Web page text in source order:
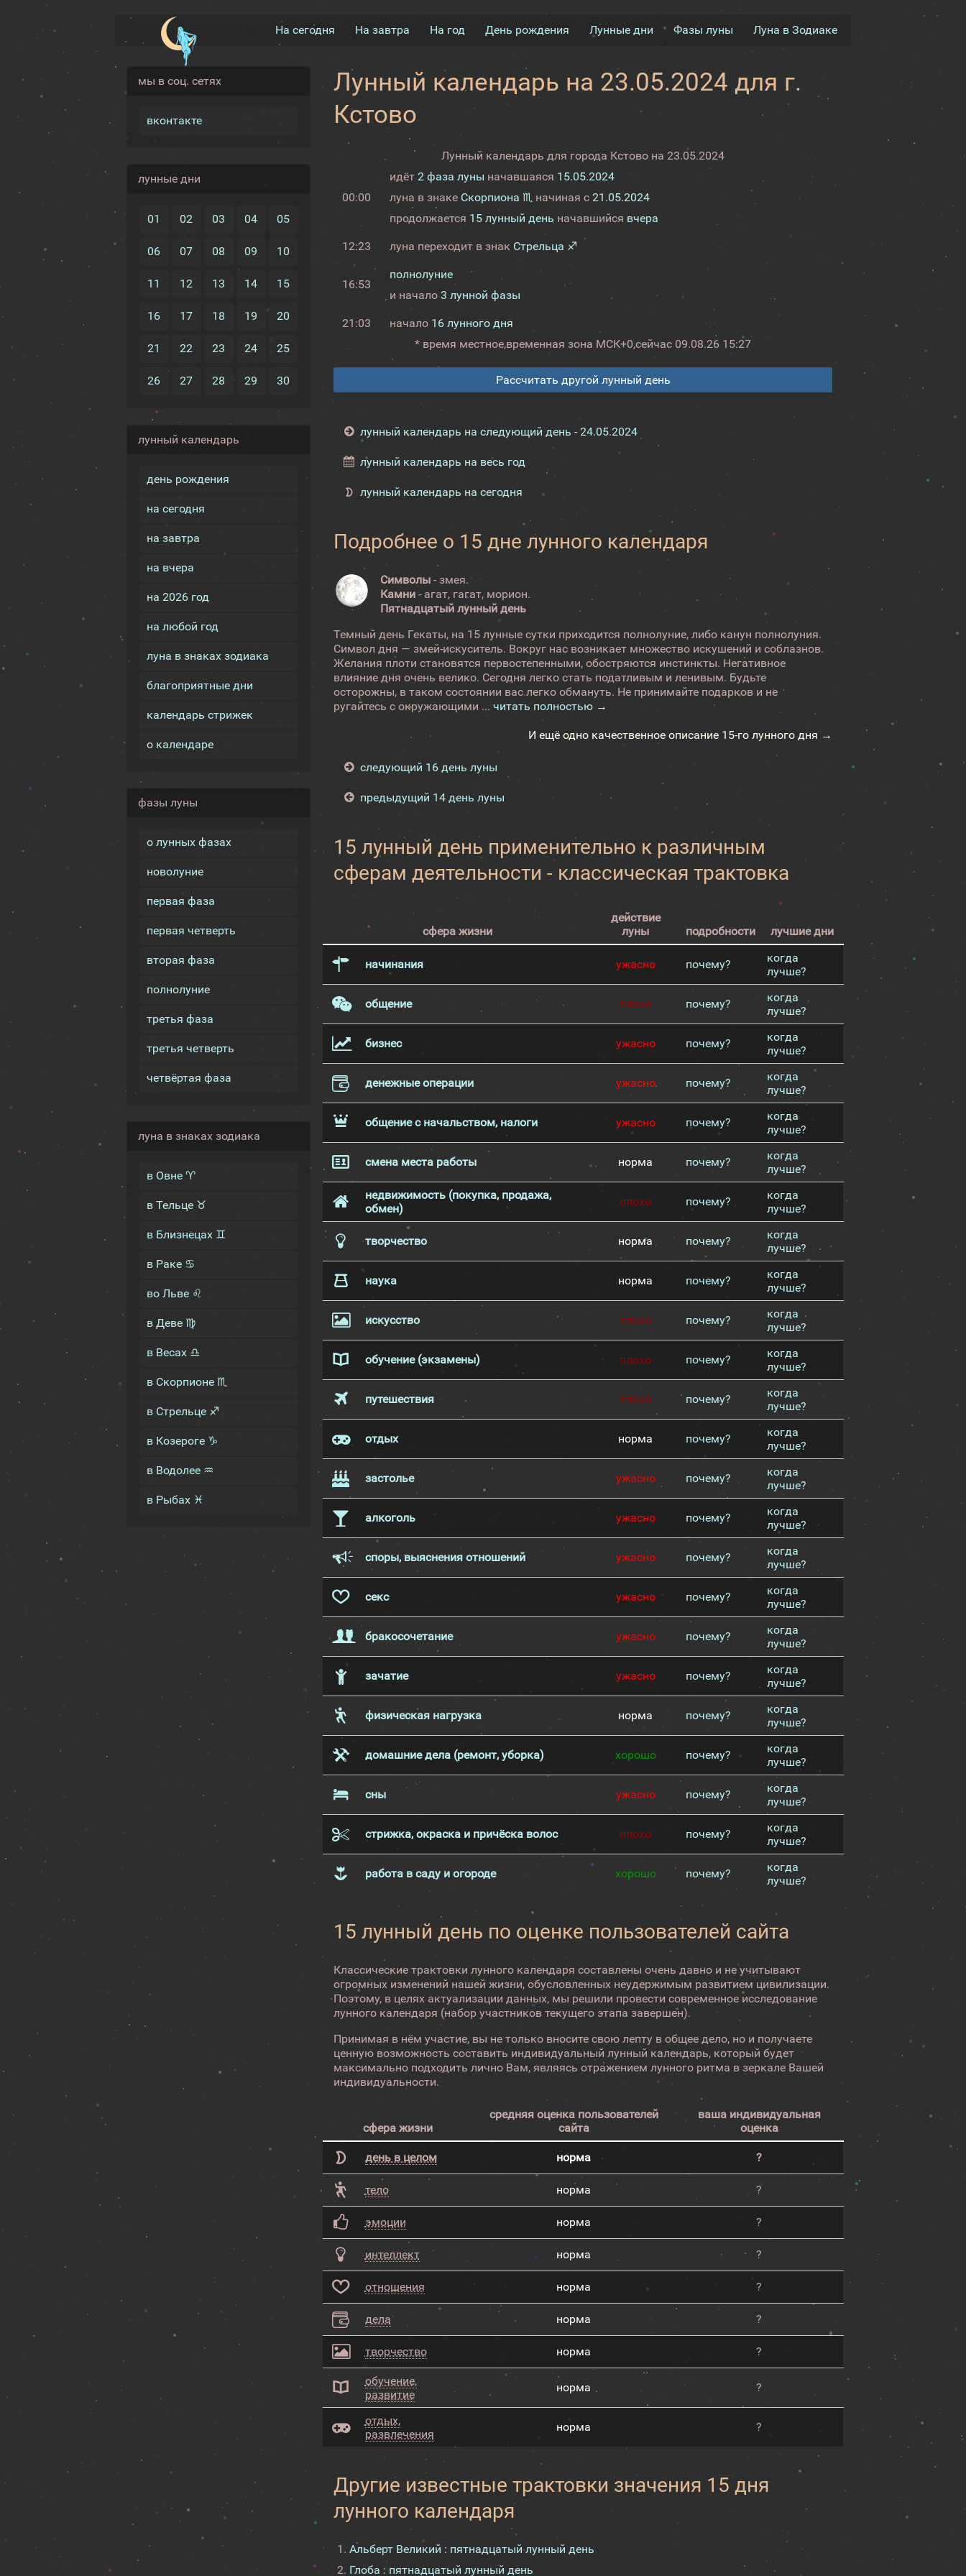
На сегодня На завтра На год День рождения Лунные дни Фазы луны Луна в Зодиаке
мы в соц. сетях
вконтакте
лунные дни
01 02 03 04 05
06 07 08 09 10
11 12 13 14 15
16 17 18 19 20
21 22 23 24 25
26 27 28 29 30
лунный календарь
день рождения
на сегодня
на завтра
на вчера
на 2026 год
на любой год
луна в знаках зодиака
благоприятные дни
календарь стрижек
о календаре
фазы луны
о лунных фазах
новолуние
первая фаза
первая четверть
вторая фаза
полнолуние
третья фаза
третья четверть
четвёртая фаза
луна в знаках зодиака
в Овне ♈
в Тельце ♉
в Близнецах ♊
в Раке ♋
во Льве ♌
в Деве ♍
в Весах ♎
в Скорпионе ♏
в Стрельце ♐
в Козероге ♑
в Водолее ♒
в Рыбах ♓
Лунный календарь на 23.05.2024 для г.
Кстово
Лунный календарь для города Кстово на 23.05.2024
00:00
идёт 2 фаза луны начавшаяся 15.05.2024
луна в знаке Скорпиона ♏начиная с 21.05.2024
продолжается 15 лунный день начавшийся вчера
12:23 луна переходит в знак Стрельца ♐
16:53
полнолуние
и начало 3 лунной фазы
21:03 начало 16 лунного дня
* время местное,временная зона МСК+0,сейчас 09.08.26 15:27
Рассчитать другой лунный день
лунный календарь на следующий день - 24.05.2024
лунный календарь на весь год
лунный календарь на сегодня
Подробнее о 15 дне лунного календаря
Символы - змея.
Камни - агат, гагат, морион.
Пятнадцатый лунный день
Темный день Гекаты, на 15 лунные сутки приходится полнолуние, либо канун полнолуния.
Символ дня — змей-искуситель. Вокруг нас возникает множество искушений и соблазнов.
Желания плоти становятся первостепенными, обостряются инстинкты. Негативное
влияние дня очень велико. Сегодня легко стать податливым и ленивым. Будьте
осторожны, в таком состоянии вас легко обмануть. Не принимайте подарков и не
ругайтесь с окружающими ...читать полностью →
И ещё одно качественное описание 15-го лунного дня →
следующий 16 день луны
предыдущий 14 день луны
15 лунный день применительно к различным
сферам деятельности - классическая трактовка
сфера жизни
действие
луны
подробности лучшие дни
начинания ужасно почему?
когда
лучше?
общение плохо почему?
когда
лучше?
бизнес ужасно почему?
когда
лучше?
денежные операции ужасно почему?
когда
лучше?
общение с начальством, налоги ужасно почему?
когда
лучше?
смена места работы норма почему?
когда
лучше?
недвижимость (покупка, продажа,
обмен)
плохо почему?
когда
лучше?
творчество норма почему?
когда
лучше?
наука норма почему?
когда
лучше?
искусство плохо почему?
когда
лучше?
обучение (экзамены) плохо почему?
когда
лучше?
путешествия плохо почему?
когда
лучше?
отдых норма почему?
когда
лучше?
застолье ужасно почему?
когда
лучше?
алкоголь ужасно почему?
когда
лучше?
споры, выяснения отношений ужасно почему?
когда
лучше?
секс ужасно почему?
когда
лучше?
бракосочетание ужасно почему?
когда
лучше?
зачатие ужасно почему?
когда
лучше?
физическая нагрузка норма почему?
когда
лучше?
домашние дела (ремонт, уборка) хорошо почему?
когда
лучше?
сны ужасно почему?
когда
лучше?
стрижка, окраска и причёска волос плохо почему?
когда
лучше?
работа в саду и огороде хорошо почему?
когда
лучше?
15 лунный день по оценке пользователей сайта
Классические трактовки лунного календаря составлены очень давно и не учитывают
огромных изменений нашей жизни, обусловленных неудержимым развитием цивилизации.
Поэтому, в целях актуализации данных, мы решили провести современное исследование
лунного календаря (набор участников текущего этапа завершен).
Принимая в нём участие, вы не только вносите свою лепту в общее дело, но и получаете
ценную возможность составить индивидуальный лунный календарь, который будет
максимально подходить лично Вам, являясь отражением лунного ритма в зеркале Вашей
индивидуальности.
сфера жизни
средняя оценка пользователей
сайта
ваша индивидуальная
оценка
день в целом норма ?
тело норма ?
эмоции норма ?
интеллект норма ?
отношения норма ?
дела норма ?
творчество норма ?
обучение,
развитие
норма ?
отдых,
развлечения
норма ?
Другие известные трактовки значения 15 дня
лунного календаря
Альберт Великий : пятнадцатый лунный день
Глоба : пятнадцатый лунный день